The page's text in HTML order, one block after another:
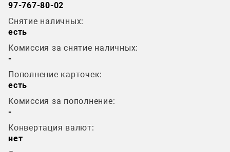
97-767-80-02
Снятие наличных:
есть
Комиссия за снятие наличных:
-
Пополнение карточек:
есть
Комиссия за пополнение:
-
Конвертация валют:
нет